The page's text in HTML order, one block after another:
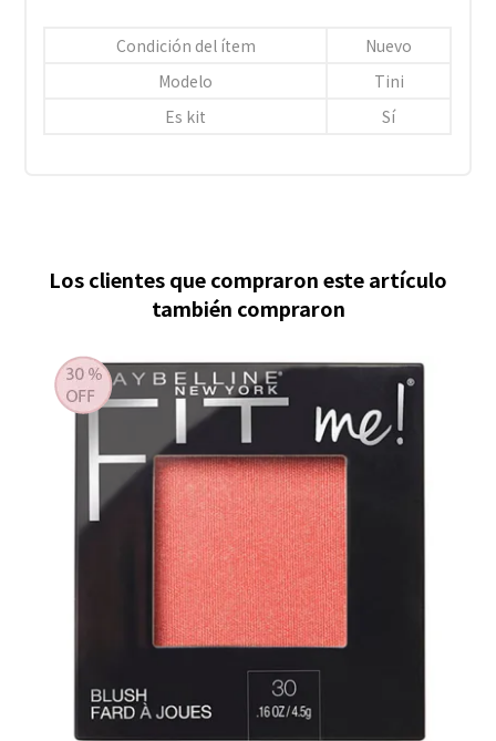
Condición del ítem
Nuevo
Modelo
Tini
Es kit
Sí
Los clientes que compraron este artículo
también compraron